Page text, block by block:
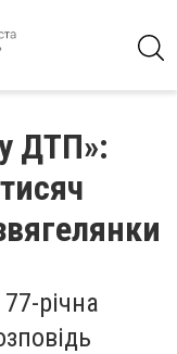
ДТП»:
річна